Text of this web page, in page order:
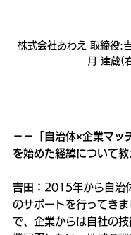
株式会社あわえ 取締役:
月 達蔵(
－－「自治体×企業マッ
を始めた経緯について教
吉田： 2015年から自治
のサポートを行ってき
で、企業からは自社の